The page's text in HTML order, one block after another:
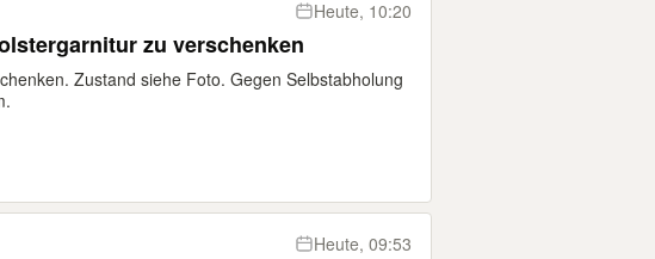
Heute, 10:20
zu verschenken
Zustand siehe Foto. Gegen Selbstabholung
Heute, 09:53